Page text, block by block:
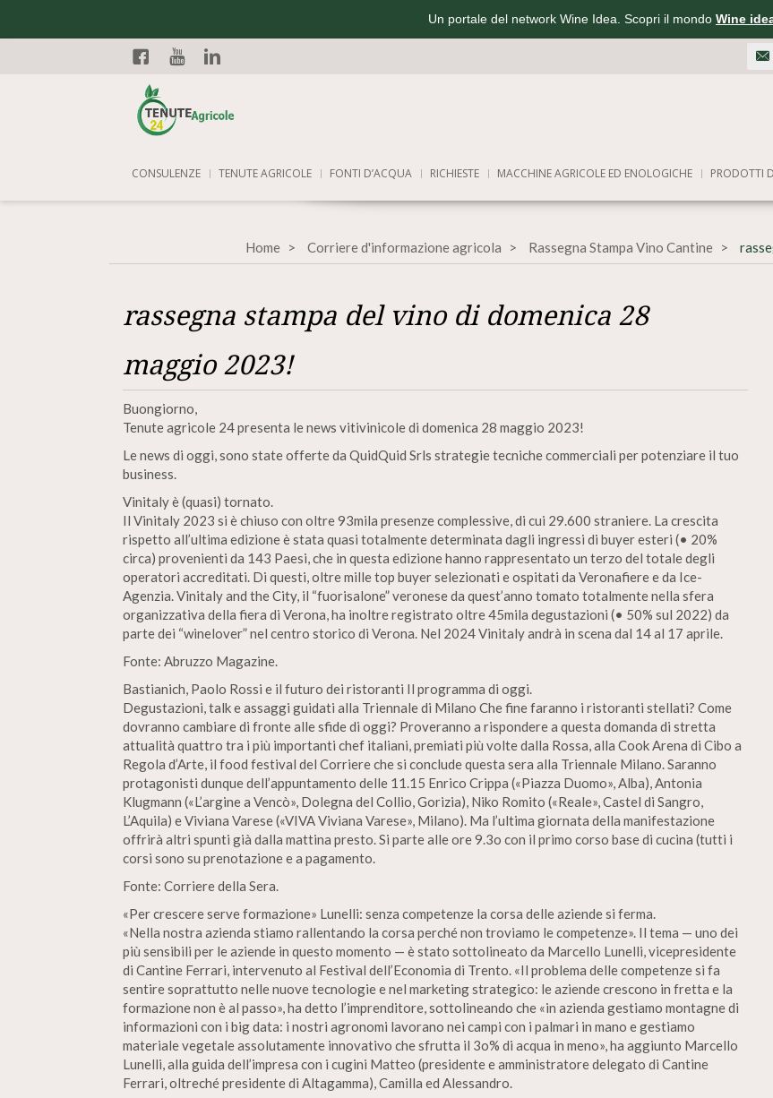
Un portale del network Wine Idea. Scopri il mondo Wine
Facebook
CONSULENZE TENUTE AGRICOLE FONTI D’ACQUA RICHIESTE MACCHINE AGRICOLE ED ENOLOGICHE PRODOTTI
Home Corriere d'informazione agricola Rassegna Stampa Vino Cantine
rassegna stampa del vino di domenica 28
maggio 2023!
Buongiorno,
Tenute agricole 24 presenta le news vitivinicole di domenica 28 maggio 2023!
Le news di oggi, sono state offerte da QuidQuid Srls strategie tecniche commerciali per potenziare il tuo
business.
Vinitaly è (quasi) tornato.
Il Vinitaly 2023 si è chiuso con oltre 93mila presenze complessive, di cui 29.600 straniere. La crescita
rispetto all’ultima edizione è stata quasi totalmente determinata dagli ingressi di buyer esteri (• 20%
circa) provenienti da 143 Paesi, che in questa edizione hanno rappresentato un terzo del totale degli
operatori accreditati. Di questi, oltre mille top buyer selezionati e ospitati da Veronafiere e da Ice-
Agenzia. Vinitaly and the City, il “fuorisalone” veronese da quest’anno tomato totalmente nella sfera
organizzativa della fiera di Verona, ha inoltre registrato oltre 45mila degustazioni (• 50% sul 2022) da
parte dei “winelover” nel centro storico di Verona. Nel 2024 Vinitaly andrà in scena dal 14 al 17 aprile.
Fonte: Abruzzo Magazine.
Bastianich, Paolo Rossi e il futuro dei ristoranti Il programma di oggi.
Degustazioni, talk e assaggi guidati alla Triennale di Milano Che fine faranno i ristoranti stellati? Come
dovranno cambiare di fronte alle sfide di oggi? Proveranno a rispondere a questa domanda di stretta
attualità quattro tra i più importanti chef italiani, premiati più volte dalla Rossa, alla Cook Arena di Cibo a
Regola d’Arte, il food festival del Corriere che si conclude questa sera alla Triennale Milano. Saranno
protagonisti dunque dell’appuntamento delle 11.15 Enrico Crippa («Piazza Duomo», Alba), Antonia
Klugmann («L’argine a Vencò», Dolegna del Collio, Gorizia), Niko Romito («Reale», Castel di Sangro,
L’Aquila) e Viviana Varese («VIVA Viviana Varese», Milano). Ma l’ultima giornata della manifestazione
offrirà altri spunti già dalla mattina presto. Si parte alle ore 9.3o con il primo corso base di cucina (tutti i
corsi sono su prenotazione e a pagamento.
Fonte: Corriere della Sera.
«Per crescere serve formazione» Lunelli: senza competenze la corsa delle aziende si ferma.
«Nella nostra azienda stiamo rallentando la corsa perché non troviamo le competenze». Il tema — uno dei
più sensibili per le aziende in questo momento — è stato sottolineato da Marcello Lunelli, vicepresidente
di Cantine Ferrari, intervenuto al Festival dell’Economia di Trento. «Il problema delle competenze si fa
sentire soprattutto nelle nuove tecnologie e nel marketing strategico: le aziende crescono in fretta e la
formazione non è al passo», ha detto l’imprenditore, sottolineando che «in azienda gestiamo montagne di
informazioni con i big data: i nostri agronomi lavorano nei campi con i palmari in mano e gestiamo
materiale vegetale assolutamente innovativo che sfrutta il 3o% di acqua in meno», ha aggiunto Marcello
Lunelli, alla guida dell’impresa con i cugini Matteo (presidente e amministratore delegato di Cantine
Ferrari, oltreché presidente di Altagamma), Camilla ed Alessandro.